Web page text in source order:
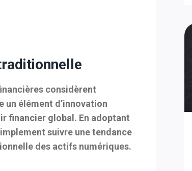
considèrent
élément d’innovation
financier global . En adoptant
suivre une tendance
des actifs numériques.